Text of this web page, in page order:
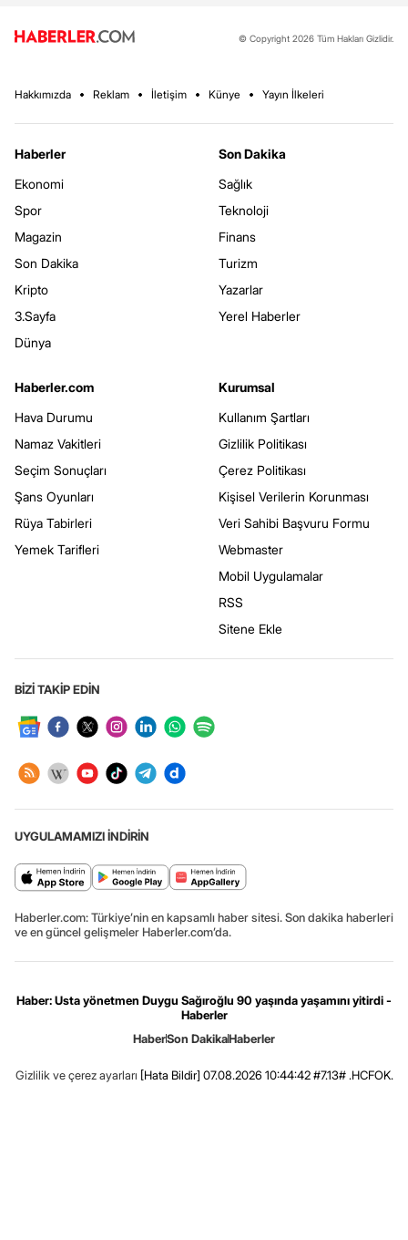
© Copyright 2026 Tüm Hakları Gizlidir.
Hakkımızda Reklam İletişim Künye Yayın İlkeleri
Haberler
Ekonomi
Spor
Magazin
Son Dakika
Kripto
3.Sayfa
Dünya
Son Dakika
Sağlık
Teknoloji
Finans
Turizm
Yazarlar
Yerel Haberler
Haberler.com
Hava Durumu
Namaz Vakitleri
Seçim Sonuçları
Şans Oyunları
Rüya Tabirleri
Yemek Tarifleri
Kurumsal
Kullanım Şartları
Gizlilik Politikası
Çerez Politikası
Kişisel Verilerin Korunması
Veri Sahibi Başvuru Formu
Webmaster
Mobil Uygulamalar
RSS
Sitene Ekle
BİZİ TAKİP EDİN
UYGULAMAMIZI İNDİRİN
Haberler.com: Türkiye’nin en kapsamlı haber sitesi. Son dakika haberleri
ve en güncel gelişmeler Haberler.com’da.
Haber: Usta yönetmen Duygu Sağıroğlu 90 yaşında yaşamını yitirdi -
Haberler
HaberSon DakikaHaberler
Gizlilik ve çerez ayarları [Hata Bildir] 07.08.2026 10:44:42 #7.13# .HCFOK.